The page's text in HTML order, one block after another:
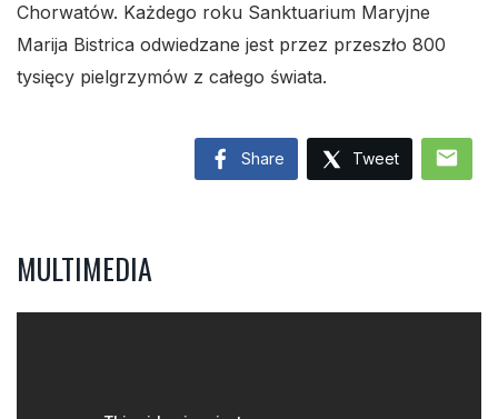
Chorwatów. Każdego roku Sanktuarium Maryjne
Marija Bistrica odwiedzane jest przez przeszło 800
tysięcy pielgrzymów z całego świata.
Share Tweet mail
MULTIMEDIA